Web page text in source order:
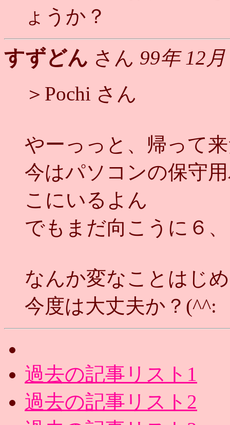
ょうか？
すずどん さん 99年 12
＞Pochi さん
やーっっと、帰って
今はパソコンの保守
こにいるよん
でもまだ向こうに６
なんか変なことはじ
今度は大丈夫か？(^^:
過去の記事リスト1
過去の記事リスト2